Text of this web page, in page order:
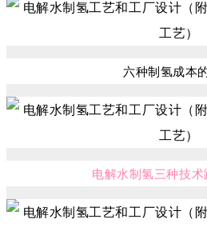
六种制氢成本
电解水制氢三种技